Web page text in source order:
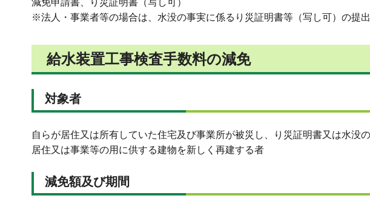
減免申請書、り災証明書（写し可）
※法人・事業者等の場合は、水没の事実に係るり災証明書等（写し可）の提出
給水装置工事検査手数料の減免
対象者
自らが居住又は所有していた住宅及び事業所が被災し、り災証明書又は水没
居住又は事業等の用に供する建物を新しく再建する者
減免額及び期間